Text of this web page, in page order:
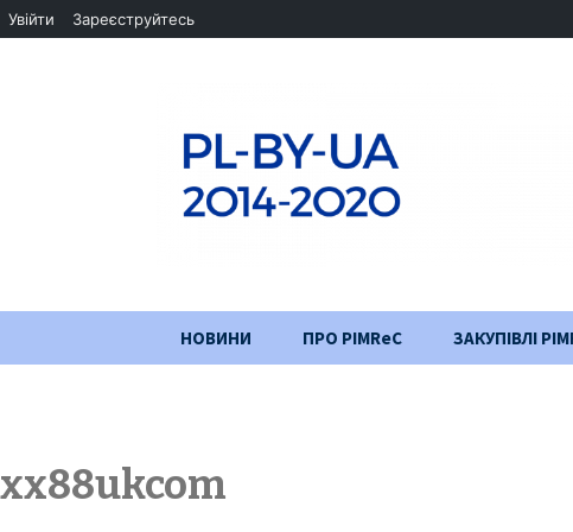
НОВИНИ ПРО PIMReC ЗАКУПІВЛІ
xx88ukcom
Увійти Зареєструйтесь